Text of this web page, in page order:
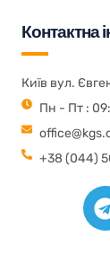
Контактна
Київ вул.
Пн - Пт :
+38 (044)